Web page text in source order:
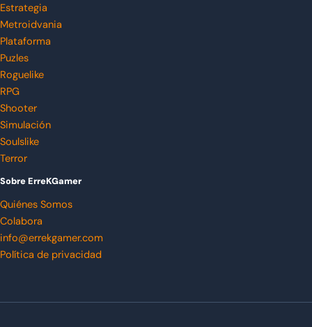
Estrategia
Metroidvania
Plataforma
Puzles
Roguelike
RPG
Shooter
Simulación
Soulslike
Terror
Sobre ErreKGamer
Quiénes Somos
Colabora
info@errekgamer.com
Política de privacidad